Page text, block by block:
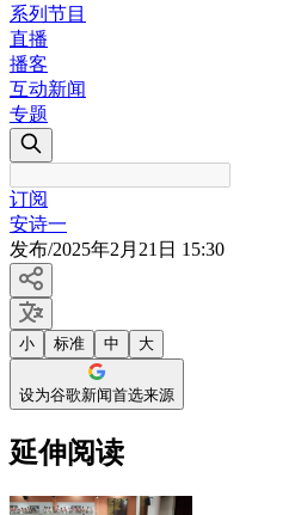
系列节目
直播
播客
互动新闻
专题
订阅
安诗一
发布/2025年2月21日 15:30
小 标准 中 大
设为谷歌新闻首选来源
延伸阅读